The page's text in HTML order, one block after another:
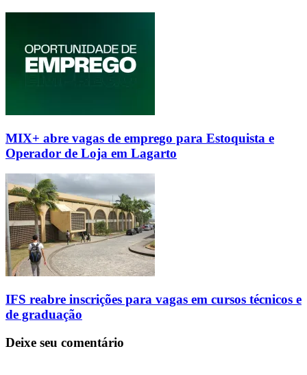
MIX+ abre vagas de emprego para Estoquista e
Operador de Loja em Lagarto
IFS reabre inscrições para vagas em cursos técnicos e
de graduação
Deixe seu comentário